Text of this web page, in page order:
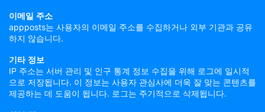
이메일 주소
appposts는 사용자의 이메일 주소를 수집하거나 외부 기관과 공유
하지 않습니다.
기타 정보
IP 주소는 서버 관리 및 인구 통계 정보 수집을 위해 로그에 일시적
으로 저장됩니다. 이 정보는 사용자 관심사에 더욱 잘 맞는 콘텐츠를
제공하는 데 도움이 됩니다. 로그는 주기적으로 삭제됩니다.